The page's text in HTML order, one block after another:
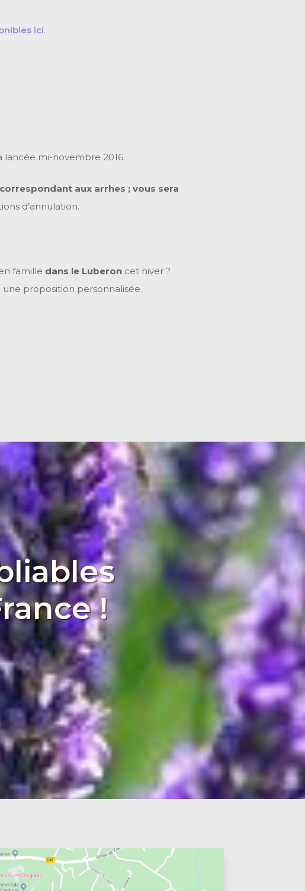
ici.
mi-novembre 2016.
aux arrhes ; vous sera
d’annulation.
famille dans le Luberon cet hiver ?
proposition personnalisée.
!